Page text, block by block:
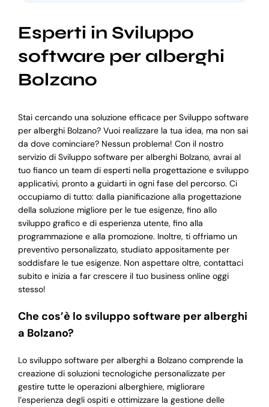
Esperti in Sviluppo
software per alberghi
Bolzano
Stai cercando una soluzione efficace per Sviluppo software
per alberghi Bolzano? Vuoi realizzare la tua idea, ma non sai
da dove cominciare? Nessun problema! Con il nostro
servizio di Sviluppo software per alberghi Bolzano, avrai al
tuo fianco un team di esperti nella progettazione e sviluppo
applicativi, pronto a guidarti in ogni fase del percorso. Ci
occupiamo di tutto: dalla pianificazione alla progettazione
della soluzione migliore per le tue esigenze, fino allo
sviluppo grafico e di esperienza utente, fino alla
programmazione e alla promozione. Inoltre, ti offriamo un
preventivo personalizzato, studiato appositamente per
soddisfare le tue esigenze. Non aspettare oltre, contattaci
subito e inizia a far crescere il tuo business online oggi
stesso!
Che cos’è lo sviluppo software per alberghi
a Bolzano?
Lo sviluppo software per alberghi a Bolzano comprende la
creazione di soluzioni tecnologiche personalizzate per
gestire tutte le operazioni alberghiere, migliorare
l’esperienza degli ospiti e ottimizzare la gestione delle